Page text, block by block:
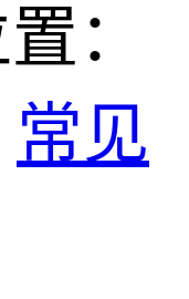
：
常见